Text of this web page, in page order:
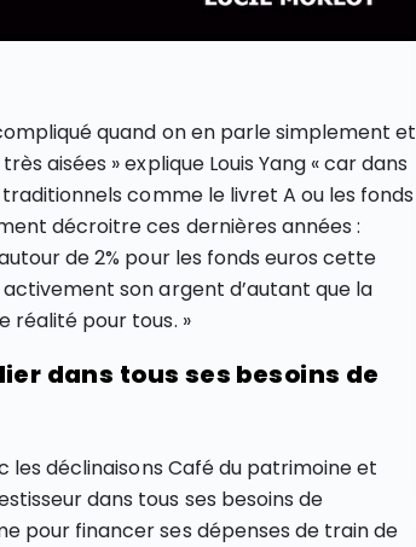
quand on en parle simplement et
aisées » explique Louis Yang « car dans
comme le livret A ou les fonds
décroitre ces dernières années :
de 2% pour les fonds euros cette
son argent d’autant que la
réalité pour tous. »
dans tous ses besoins de
les déclinaisons Café du patrimoine et
dans tous ses besoins de
pour financer ses dépenses de train de